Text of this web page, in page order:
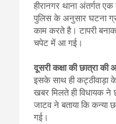
हीरानगर थाना अंतर्गत
पुलिस के अनुसार घटना
काम करते है। टापरी
चपेट में आ गई।
दूसरी कक्षा की छात्रा
इसके साथ ही कट्ठीवाड़ा
खबर मिलते ही विधायक ने
जाटव ने बताया कि कन्या
गई।